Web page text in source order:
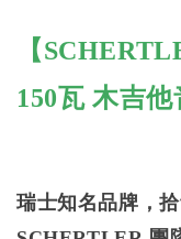
【
150瓦 木吉
瑞士知名品牌，